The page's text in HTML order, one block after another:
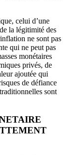
celui d’une
la légitimité des
ne sont pas
qui ne peut pas
monétaires
privés, de
ajoutée qui
de défiance
sont